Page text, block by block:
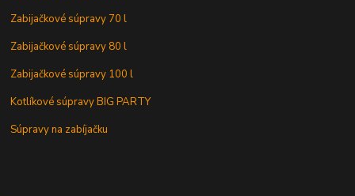
Zabijačkové súpravy 70 l
Zabijačkové súpravy 80 l
Zabijačkové súpravy 100 l
Kotlíkové súpravy BIG PARTY
Súpravy na zabíjačku